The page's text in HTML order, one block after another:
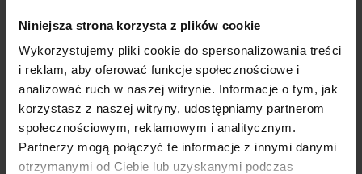
Niniejsza strona korzysta z plików cookie
Wykorzystujemy pliki cookie do spersonalizowania treści
i reklam, aby oferować funkcje społecznościowe i
analizować ruch w naszej witrynie. Informacje o tym, jak
korzystasz z naszej witryny, udostępniamy partnerom
społecznościowym, reklamowym i analitycznym.
Partnerzy mogą połączyć te informacje z innymi danymi
otrzymanymi od Ciebie lub uzyskanymi podczas
Szerokość na dole 2x77cm
Dł. rękawa od ramienia – 58 cm
Szer. w bicepsie – 2X19 cm
Skład materiału: